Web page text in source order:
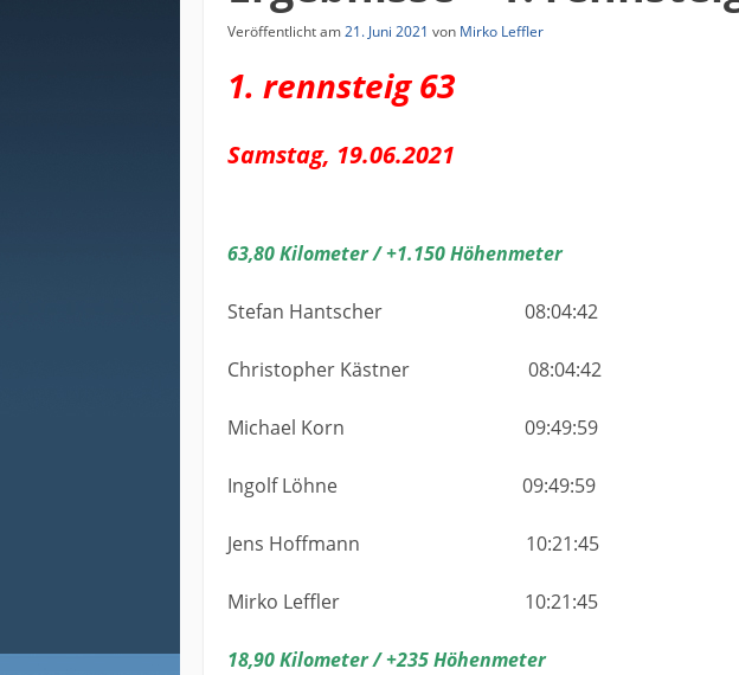
Veröffentlicht am21. Juni 2021 von Mirko Leffler
1.
Samstag, 19.06.2021
63,80Kilometer /+1.150Höhenmeter
Stefan Hantscher 08:04:42
Christopher Kästner 08:04:42
Michael Korn 09:49:59
Ingolf Löhne 09:49:59
Jens Hoffmann 10:21:45
Mirko Leffler 10:21:45
18,90Kilometer /+235Höhenmeter